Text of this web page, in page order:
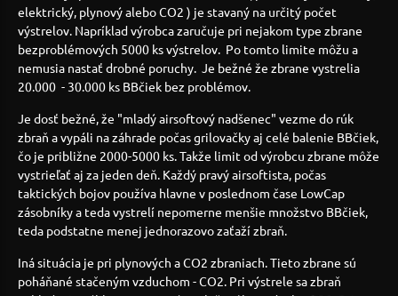
elektrický, plynový alebo CO2 ) je stavaný na určitý počet
výstrelov. Napríklad výrobca zaručuje pri nejakom type zbrane
bezproblémových 5000 ks výstrelov. Po tomto limite môžu a
nemusia nastať drobné poruchy. Je bežné že zbrane vystrelia
20.000 - 30.000 ks BBčiek bez problémov.
Je dosť bežné, že "mladý airsoftový nadšenec" vezme do rúk
zbraň a vypáli na záhrade počas grilovačky aj celé balenie BBčiek,
čo je približne 2000-5000 ks. Takže limit od výrobcu zbrane môže
vystrieľať aj za jeden deň. Každý pravý airsoftista, počas
taktických bojov používa hlavne v poslednom čase LowCap
zásobníky a teda vystrelí nepomerne menšie množstvo BBčiek,
teda podstatne menej jednorazovo zaťaží zbraň.
Iná situácia je pri plynových a CO2 zbraniach. Tieto zbrane sú
poháňané stačeným vzduchom - CO2. Pri výstrele sa zbraň